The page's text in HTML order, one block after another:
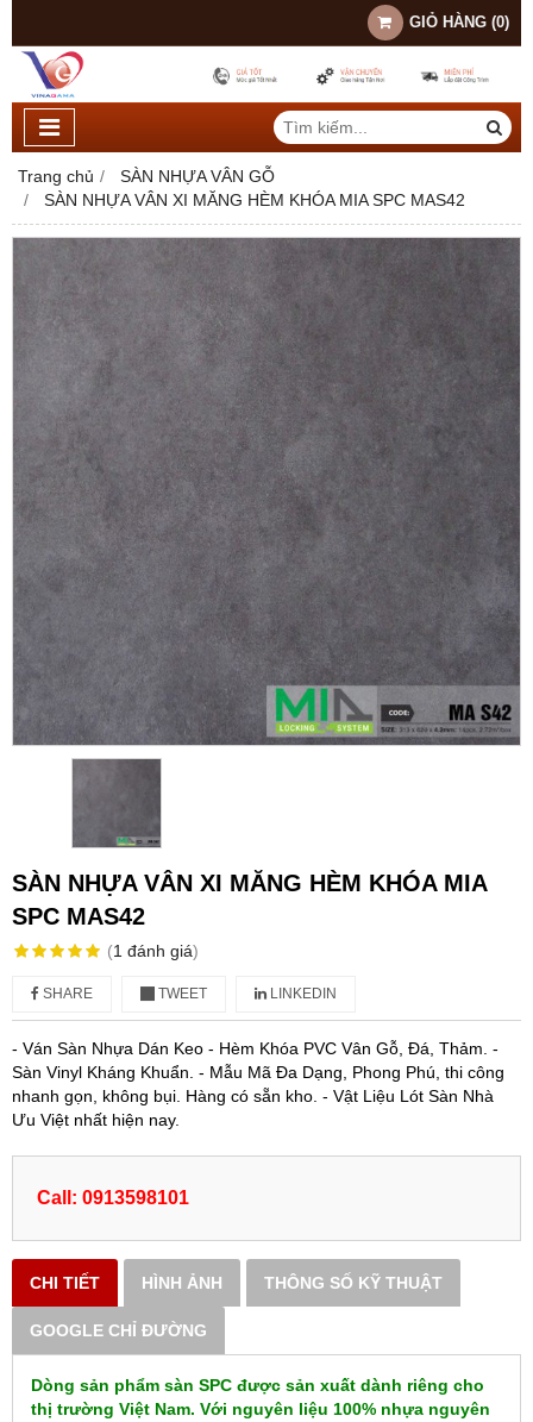
GIỎ HÀNG (0)
Trang chủ
SÀN NHỰA VÂN GỖ
SÀN NHỰA VÂN XI MĂNG HÈM KHÓA MIA SPC MAS42
SÀN NHỰA VÂN XI MĂNG HÈM KHÓA MIA
SPC MAS42
(1 đánh giá)
SHARE TWEET LINKEDIN
- Ván Sàn Nhựa Dán Keo - Hèm Khóa PVC Vân Gỗ, Đá, Thảm. -
Sàn Vinyl Kháng Khuẩn. - Mẫu Mã Đa Dạng, Phong Phú, thi công
nhanh gọn, không bụi. Hàng có sẵn kho. - Vật Liệu Lót Sàn Nhà
Ưu Việt nhất hiện nay.
Call: 0913598101
CHI TIẾT HÌNH ẢNH THÔNG SỐ KỸ THUẬT
GOOGLE CHỈ ĐƯỜNG
Dòng sản phẩm sàn SPC được sản xuất dành riêng cho
thị trường Việt Nam. Với nguyên liệu 100% nhựa nguyên